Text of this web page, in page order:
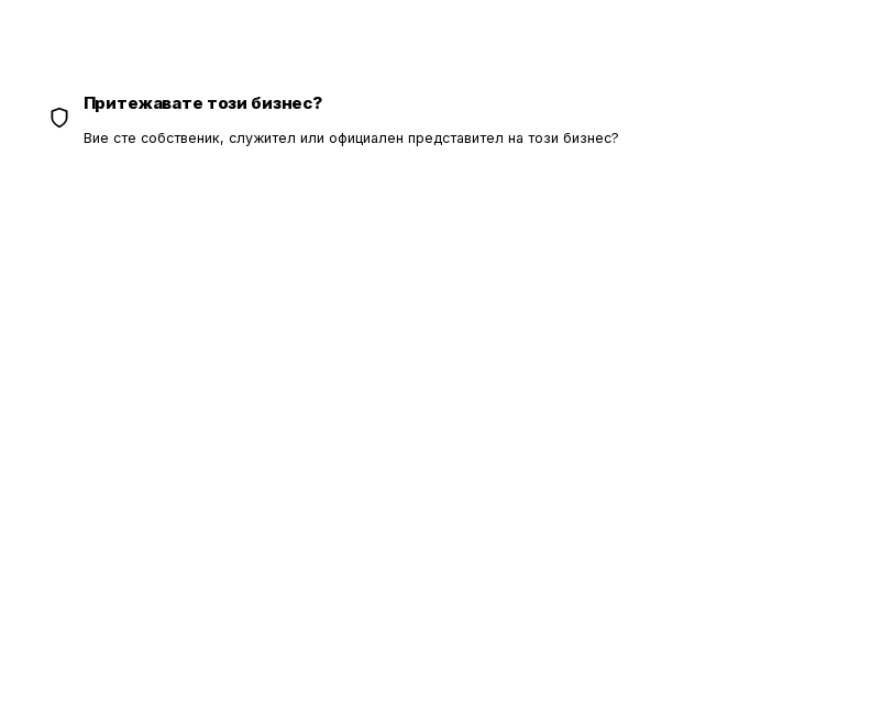
Притежавате този бизнес?
Вие сте собственик, служител или официален представител на този бизнес?